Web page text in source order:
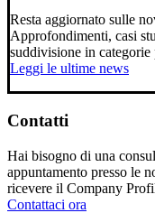
Resta aggiornato sulle
Approfondimenti, casi
suddivisione in categorie
Leggi le ultime news
Contatti
Hai bisogno di una
appuntamento presso le
ricevere il Company
Contattaci ora